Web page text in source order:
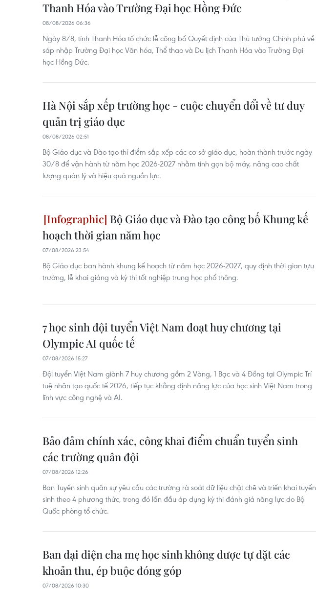
Thanh Hóa vào Trường Đại học Hồng Đức
08/08/2026 06:36
Ngày 8/8, tỉnh Thanh Hóa tổ chức lễ công bố Quyết định của Thủ tướng Chính phủ về
sáp nhập Trường Đại học Văn hóa, Thể thao và Du lịch Thanh Hóa vào Trường Đại
học Hồng Đức.
Hà Nội sắp xếp trường học - cuộc chuyển đổi về tư duy
quản trị giáo dục
08/08/2026 02:51
Bộ Giáo dục và Đào tạo thí điểm sắp xếp các cơ sở giáo dục, hoàn thành trước ngày
30/8 để vận hành từ năm học 2026-2027 nhằm tinh gọn bộ máy, nâng cao chất
lượng quản lý và hiệu quả nguồn lực.
Bộ Giáo dục và Đào tạo công bố Khung kế
hoạch thời gian năm học
07/08/2026 23:54
Bộ Giáo dục ban hành khung kế hoạch từ năm học 2026-2027, quy định thời gian tựu
trường, lễ khai giảng và kỳ thi tốt nghiệp trung học phổ thông.
7 học sinh đội tuyển Việt Nam đoạt huy chương tại
Olympic AI quốc tế
07/08/2026 15:27
Đội tuyển Việt Nam giành 7 huy chương gồm 2 Vàng, 1 Bạc và 4 Đồng tại Olympic Trí
tuệ nhân tạo quốc tế 2026, tiếp tục khẳng định năng lực của học sinh Việt Nam trong
lĩnh vực công nghệ và AI.
Bảo đảm chính xác, công khai điểm chuẩn tuyển sinh
các trường quân đội
07/08/2026 12:26
Ban Tuyển sinh quân sự yêu cầu các trường rà soát dữ liệu chặt chẽ và triển khai tuyển
sinh theo 4 phương thức, trong đó lần đầu áp dụng kỳ thi đánh giá năng lực do Bộ
Quốc phòng tổ chức.
Ban đại diện cha mẹ học sinh không được tự đặt các
khoản thu, ép buộc đóng góp
07/08/2026 10:30